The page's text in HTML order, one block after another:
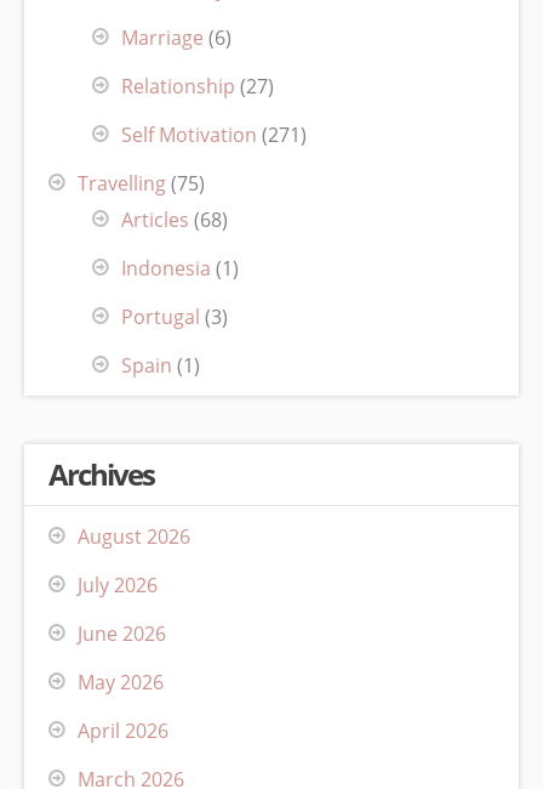
Marriage (6)
Relationship (27)
Self Motivation (271)
Travelling(75)
Articles (68)
Indonesia (1)
Portugal (3)
Spain (1)
Archives
August 2026
July 2026
June 2026
May 2026
April 2026
March 2026